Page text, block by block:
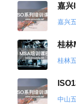
嘉兴
嘉兴
桂林
桂林
中山